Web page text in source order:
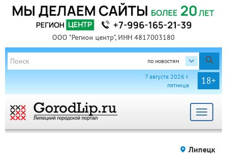
ООО "Регион центр", ИНН 4817003180
по новостям
18+
7 августа 2026 г.
пятница
Toggle
Липецк